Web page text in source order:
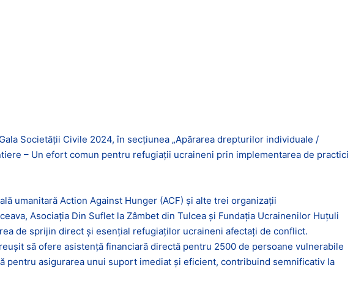
Societății Civile 2024, în secțiunea „Apărarea drepturilor individuale /
– Un efort comun pentru refugiații ucraineni prin implementarea de practici
umanitară Action Against Hunger (ACF) și alte trei organizații
Asociația Din Suflet la Zâmbet din Tulcea și Fundația Ucrainenilor Huțuli
de sprijin direct și esențial refugiaților ucraineni afectați de conflict.
să ofere asistență financiară directă pentru 2500 de persoane vulnerabile
asigurarea unui suport imediat și eficient, contribuind semnificativ la